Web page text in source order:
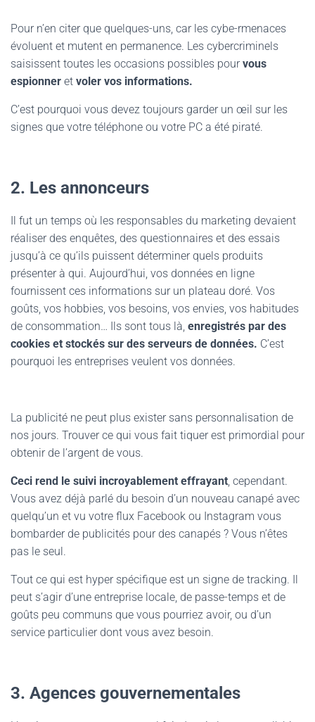
Pour n’en citer que quelques-uns, car les cybe-rmenaces
évoluent et mutent en permanence. Les cybercriminels
saisissent toutes les occasions possibles pourvous
espionner et voler vos informations.
C’est pourquoi vous devez toujours garder un œil sur les
signes que votre téléphone ou votre PC a été piraté.
2. Les annonceurs
Il fut un temps où les responsables du marketing devaient
réaliser des enquêtes, des questionnaires et des essais
jusqu’à ce qu’ils puissent déterminer quels produits
présenter à qui. Aujourd’hui, vos données en ligne
fournissent ces informations sur un plateau doré. Vos
goûts, vos hobbies, vos besoins, vos envies, vos habitudes
de consommation… Ils sont tous là, enregistrés par des
cookies et stockés sur des serveurs de données. C’est
pourquoi les entreprises veulent vos données.
La publicité ne peut plus exister sans personnalisation de
nos jours. Trouver ce qui vous fait tiquer est primordial pour
obtenir de l’argent de vous.
Ceci rend le suivi incroyablement effrayant, cependant.
Vous avez déjà parlé du besoin d’un nouveau canapé avec
quelqu’un et vu votre flux Facebook ou Instagram vous
bombarder de publicités pour des canapés ? Vous n’êtes
pas le seul.
Tout ce qui est hyper spécifique est un signe de tracking. Il
peut s’agir d’une entreprise locale, de passe-temps et de
goûts peu communs que vous pourriez avoir, ou d’un
service particulier dont vous avez besoin.
3. Agences gouvernementales